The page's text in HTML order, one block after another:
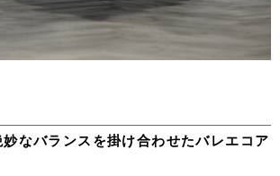
なバランスを掛け合わせたバレエコア